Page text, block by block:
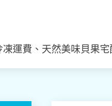
運費、天然美味貝果宅